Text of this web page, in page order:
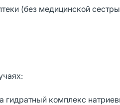
(без медицинской
гидратный комплекс